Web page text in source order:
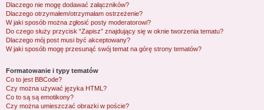
Dlaczego nie mogę dodawać załączników?
Dlaczego otrzymałem/otrzymałam ostrzeżenie?
W jaki sposób można zgłosić posty moderatorowi?
Do czego służy przycisk “Zapisz” znajdujący się w oknie tworzenia tematu?
Dlaczego mój post musi być akceptowany?
W jaki sposób mogę przesunąć swój temat na górę strony tematów?
Formatowanie i typy tematów
Co to jest BBCode?
Czy można używać języka HTML?
Co to są są emotikony?
Czy można umieszczać obrazki w poście?